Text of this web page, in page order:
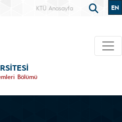
KTÜ Anasayfa EN
Bölümü